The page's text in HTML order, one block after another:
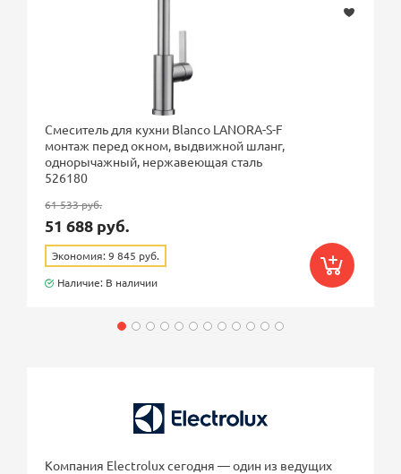
Смеситель для кухни Blanco LANORA-S-F
монтаж перед окном, выдвижной шланг,
однорычажный, нержавеющая сталь
526180
61 533 руб.
51 688 руб.
Экономия: 9 845 руб.
Наличие: В наличии
Компания Electrolux сегодня — один из ведущих